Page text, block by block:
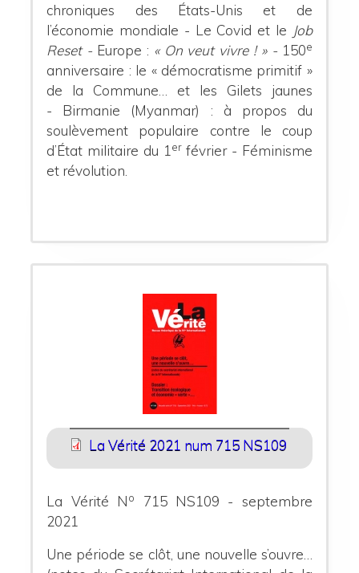
chroniques des États-Unis et de
l’économie mondiale - Le Covid et le Job
Reset - Europe : « On veut vivre ! » - 150e
anniversaire : le « démocratisme primitif »
de la Commune… et les Gilets jaunes
- Birmanie (Myanmar) : à propos du
soulèvement populaire contre le coup
d’État militaire du 1erfévrier - Féminisme
et révolution.
La Vérité 2021 num 715 NS109
La Vérité No
715 NS109 - septembre
2021
Une période se clôt, une nouvelle s’ouvre…